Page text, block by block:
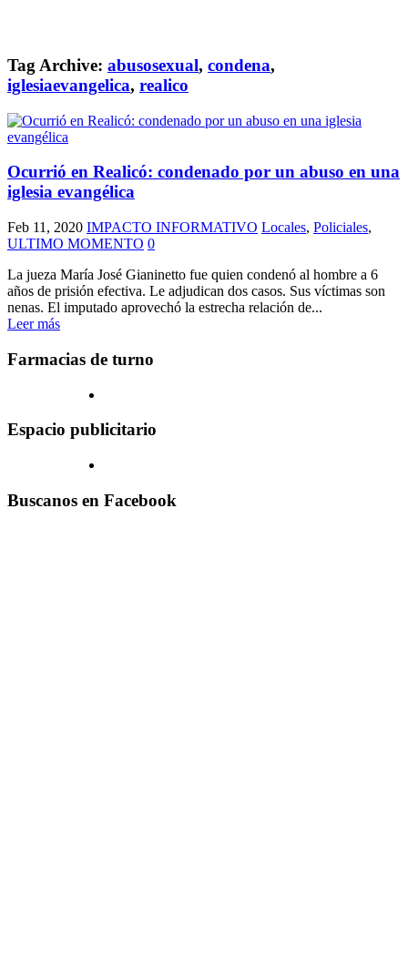
Tag Archive: abusosexual, condena,
iglesiaevangelica, realico
Ocurrió en Realicó: condenado por un abuso en una
iglesia evangélica
Feb 11, 2020 IMPACTO INFORMATIVO Locales, Policiales,
ULTIMO MOMENTO 0
La jueza María José Gianinetto fue quien condenó al hombre a 6
años de prisión efectiva. Le adjudican dos casos. Sus víctimas son
nenas. El imputado aprovechó la estrecha relación de...
Leer más
Farmacias de turno
Espacio publicitario
Buscanos en Facebook